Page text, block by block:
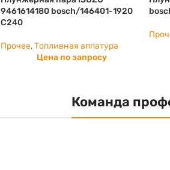
9461614180 bosch/146401-1920
С240
Прочее,Топливная аппатура
Цена по запросу
Команда